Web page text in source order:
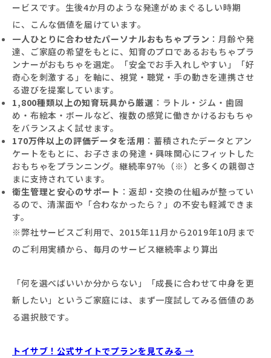
ービスです。生後4か月のような発達がめまぐるしい時期
に、こんな価値を届けています。
一人ひとりに合わせたパーソナルおもちゃプラン ：月齢や発
達、ご家庭の希望をもとに、知育のプロであるおもちゃプラ
ンナーがおもちゃを選定。「安全でお手入れしやすい」「好
奇心を刺激する」を軸に、視覚・聴覚・手の動きを連携させ
る遊びを提案しています。
1,800種類以上の知育玩具から厳選 ：ラトル・ジム・歯固
め・布絵本・ボールなど、複数の感覚に働きかけるおもちゃ
をバランスよく試せます。
170万件以上の評価データを活用 ：蓄積されたデータとアン
ケートをもとに、お子さまの発達・興味関心にフィットした
おもちゃをプランニング。継続率97%（※）と多くの親御さ
まに支持されています。
衛生管理と安心のサポート ：返却・交換の仕組みが整ってい
るので、清潔面や「合わなかったら？」の不安も軽減できま
す。
※弊社サービスご利用で、2015年11月から2019年10月まで
のご利用実績から、毎月のサービス継続率より算出
「何を選べばいいか分からない」「成長に合わせて中身を更
新したい」というご家庭には、まず一度試してみる価値のあ
る選択肢です。
トイサブ！公式サイトでプランを見てみる →